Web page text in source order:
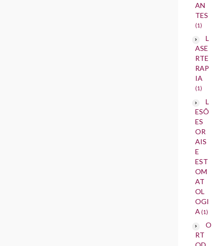
AN
TES
(1)
L
ASE
RTE
RAP
IA
(1)
L
ESÕ
ES
OR
AIS
E
EST
OM
AT
OL
OGI
A (1)
O
RT